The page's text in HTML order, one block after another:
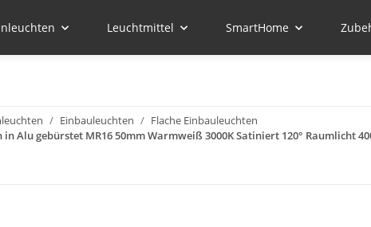
Leuchtmittel SmartHome
Einbauleuchten
Flache Einbauleuchten
Alu gebürstet MR16 50mm Warmweiß 3000K Satiniert 120° Raumlicht